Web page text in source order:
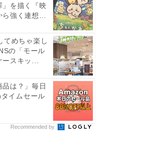
」を描く『映
強く連想し
てめちゃ楽し
の「モール
ースキッ...
品は？」毎日
イムセール
Recommended by